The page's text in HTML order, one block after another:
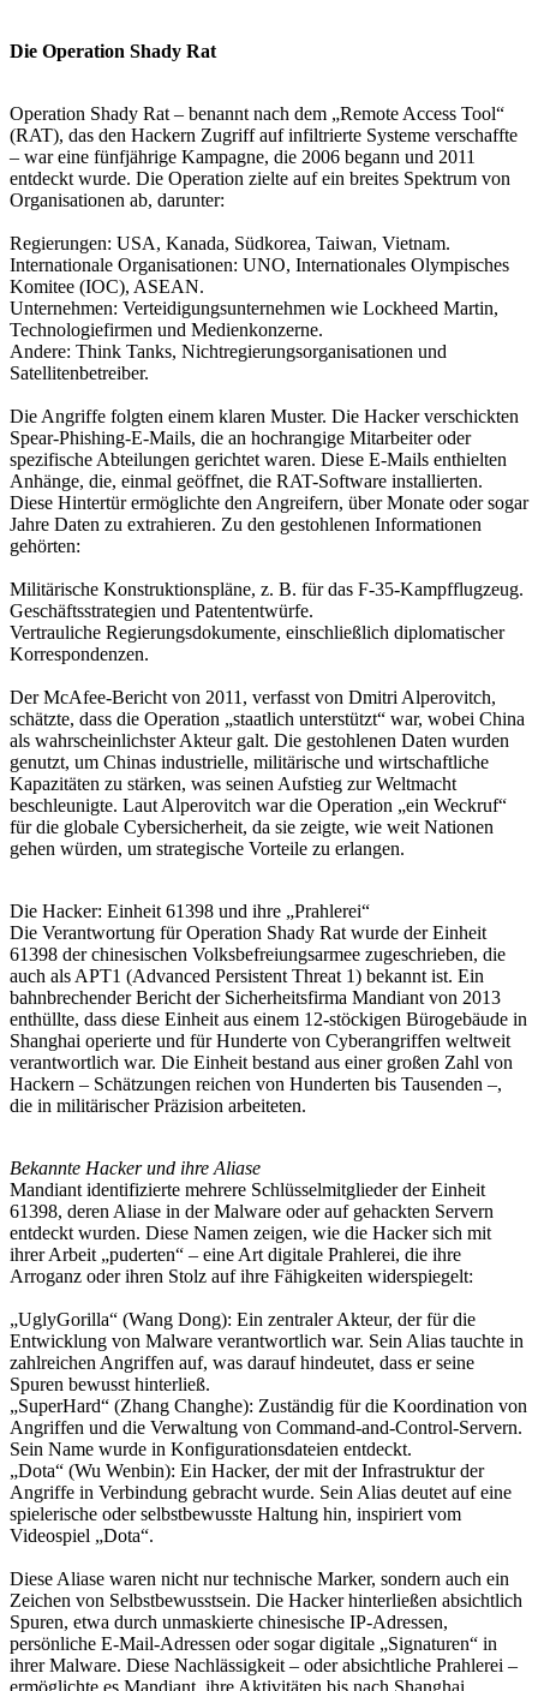
Die Operation Shady Rat
Operation Shady Rat – benannt nach dem „Remote Access Tool“
(RAT), das den Hackern Zugriff auf infiltrierte Systeme verschaffte
– war eine fünfjährige Kampagne, die 2006 begann und 2011
entdeckt wurde. Die Operation zielte auf ein breites Spektrum von
Organisationen ab, darunter:
Regierungen: USA, Kanada, Südkorea, Taiwan, Vietnam.
Internationale Organisationen: UNO, Internationales Olympisches
Komitee (IOC), ASEAN.
Unternehmen: Verteidigungsunternehmen wie Lockheed Martin,
Technologiefirmen und Medienkonzerne.
Andere: Think Tanks, Nichtregierungsorganisationen und
Satellitenbetreiber.
Die Angriffe folgten einem klaren Muster. Die Hacker verschickten
Spear-Phishing-E-Mails, die an hochrangige Mitarbeiter oder
spezifische Abteilungen gerichtet waren. Diese E-Mails enthielten
Anhänge, die, einmal geöffnet, die RAT-Software installierten.
Diese Hintertür ermöglichte den Angreifern, über Monate oder sogar
Jahre Daten zu extrahieren. Zu den gestohlenen Informationen
gehörten:
Militärische Konstruktionspläne, z. B. für das F-35-Kampfflugzeug.
Geschäftsstrategien und Patententwürfe.
Vertrauliche Regierungsdokumente, einschließlich diplomatischer
Korrespondenzen.
Der McAfee-Bericht von 2011, verfasst von Dmitri Alperovitch,
schätzte, dass die Operation „staatlich unterstützt“ war, wobei China
als wahrscheinlichster Akteur galt. Die gestohlenen Daten wurden
genutzt, um Chinas industrielle, militärische und wirtschaftliche
Kapazitäten zu stärken, was seinen Aufstieg zur Weltmacht
beschleunigte. Laut Alperovitch war die Operation „ein Weckruf“
für die globale Cybersicherheit, da sie zeigte, wie weit Nationen
gehen würden, um strategische Vorteile zu erlangen.
Die Hacker: Einheit 61398 und ihre „Prahlerei“
Die Verantwortung für Operation Shady Rat wurde der Einheit
61398 der chinesischen Volksbefreiungsarmee zugeschrieben, die
auch als APT1 (Advanced Persistent Threat 1) bekannt ist. Ein
bahnbrechender Bericht der Sicherheitsfirma Mandiant von 2013
enthüllte, dass diese Einheit aus einem 12-stöckigen Bürogebäude in
Shanghai operierte und für Hunderte von Cyberangriffen weltweit
verantwortlich war. Die Einheit bestand aus einer großen Zahl von
Hackern – Schätzungen reichen von Hunderten bis Tausenden –,
die in militärischer Präzision arbeiteten.
Bekannte Hacker und ihre Aliase
Mandiant identifizierte mehrere Schlüsselmitglieder der Einheit
61398, deren Aliase in der Malware oder auf gehackten Servern
entdeckt wurden. Diese Namen zeigen, wie die Hacker sich mit
ihrer Arbeit „puderten“ – eine Art digitale Prahlerei, die ihre
Arroganz oder ihren Stolz auf ihre Fähigkeiten widerspiegelt:
„UglyGorilla“ (Wang Dong): Ein zentraler Akteur, der für die
Entwicklung von Malware verantwortlich war. Sein Alias tauchte in
zahlreichen Angriffen auf, was darauf hindeutet, dass er seine
Spuren bewusst hinterließ.
„SuperHard“ (Zhang Changhe): Zuständig für die Koordination von
Angriffen und die Verwaltung von Command-and-Control-Servern.
Sein Name wurde in Konfigurationsdateien entdeckt.
„Dota“ (Wu Wenbin): Ein Hacker, der mit der Infrastruktur der
Angriffe in Verbindung gebracht wurde. Sein Alias deutet auf eine
spielerische oder selbstbewusste Haltung hin, inspiriert vom
Videospiel „Dota“.
Diese Aliase waren nicht nur technische Marker, sondern auch ein
Zeichen von Selbstbewusstsein. Die Hacker hinterließen absichtlich
Spuren, etwa durch unmaskierte chinesische IP-Adressen,
persönliche E-Mail-Adressen oder sogar digitale „Signaturen“ in
ihrer Malware. Diese Nachlässigkeit – oder absichtliche Prahlerei –
ermöglichte es Mandiant, ihre Aktivitäten bis nach Shanghai